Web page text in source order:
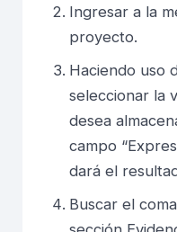
Ingresar a la
proyecto.
Haciendo uso
seleccionar la
desea
campo
dará el
Buscar el